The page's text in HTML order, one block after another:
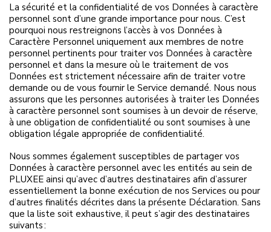
La sécurité et la confidentialité de vos Données à caractère
personnel sont d’une grande importance pour nous. C’est
pourquoi nous restreignons l’accès à vos Données à
Caractère Personnel uniquement aux membres de notre
personnel pertinents pour traiter vos Données à caractère
personnel et dans la mesure où le traitement de vos
Données est strictement nécessaire afin de traiter votre
demande ou de vous fournir le Service demandé. Nous nous
assurons que les personnes autorisées à traiter les Données
à caractère personnel sont soumises à un devoir de réserve,
à une obligation de confidentialité ou sont soumises à une
obligation légale appropriée de confidentialité.
Nous sommes également susceptibles de partager vos
Données à caractère personnel avec les entités au sein de
PLUXEE ainsi qu’avec d’autres destinataires afin d’assurer
essentiellement la bonne exécution de nos Services ou pour
d’autres finalités décrites dans la présente Déclaration. Sans
que la liste soit exhaustive, il peut s’agir des destinataires
suivants :